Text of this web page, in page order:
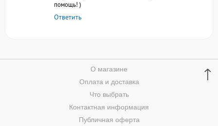
помощь! )
Ответить
↑
О магазине
Оплата и доставка
Что выбрать
Контактная информация
Публичная оферта